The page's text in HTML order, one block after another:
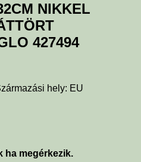
NIKKEL
427494
hely: EU
ha megérkezik.